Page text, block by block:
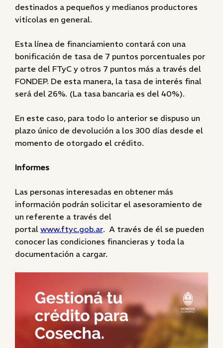
destinados a pequeños y medianos productores
vitícolas en general.
Esta línea de financiamiento contará con una
bonificación de tasa de 7 puntos porcentuales por
parte del FTyC y otros 7 puntos más a través del
FONDEP. De esta manera, la tasa de interés final
será del 26%. (La tasa bancaria es del 40%).
En este caso, para todo lo anterior se dispuso un
plazo único de devolución a los 300 días desde el
momento de otorgado el crédito.
Informes
Las personas interesadas en obtener más
información podrán solicitar el asesoramiento de
un referente a través del
portal www.ftyc.gob.ar. A través de él se pueden
conocer las condiciones financieras y toda la
documentación a cargar.